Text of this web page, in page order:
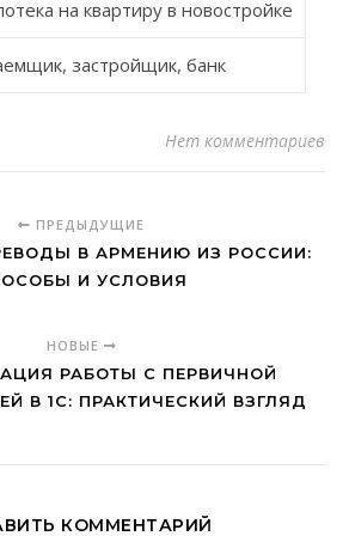
на квартиру в новостройке
застройщик, банк
Нет комментариев
ПРЕДЫДУЩИЕ
В АРМЕНИЮ ИЗ РОССИИ:
И УСЛОВИЯ
НОВЫЕ
РАБОТЫ С ПЕРВИЧНОЙ
В 1С: ПРАКТИЧЕСКИЙ ВЗГЛЯД
КОММЕНТАРИЙ